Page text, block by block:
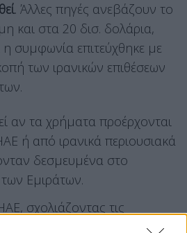
. Άλλες πηγές ανεβάζουν το
και στα 20 δισ. δολάρια,
η συμφωνία επιτεύχθηκε με
των ιρανικών επιθέσεων
αν τα χρήματα προέρχονται
ή από ιρανικά περιουσιακά
δεσμευμένα στο
Εμιράτων.
σχολιάζοντας τις
ότι η εξωτερική πολιτική της